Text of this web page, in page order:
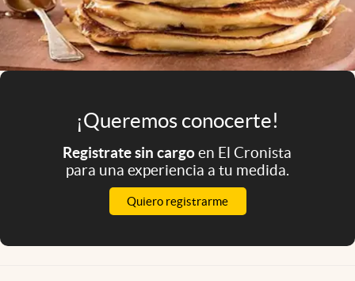
Mediakit
abre en nueva pestaña
Argentina
¡Queremos conocerte!
Registrate sin cargoen El Cronista
para una experiencia a tu medida.
Quiero registrarme